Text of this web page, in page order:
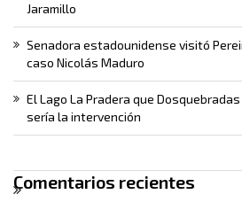
Jaramillo
Senadora estadounidense visitó
caso Nicolás Maduro
El Lago La Pradera que
sería la intervención
Comentarios recientes